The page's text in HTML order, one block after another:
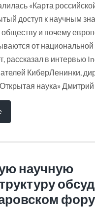
«Карта
доступ к научным
обществу и почему
от национальной
рассказал в интервью
КиберЛенинки,
наука»
научную